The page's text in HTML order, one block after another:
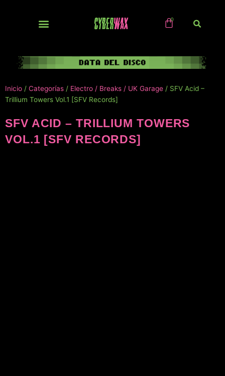
Inicio / Categorías / Electro / Breaks / UK Garage / SFV Acid –
Trillium Towers Vol.1 [SFV Records]
SFV ACID – TRILLIUM TOWERS
VOL.1 [SFV RECORDS]